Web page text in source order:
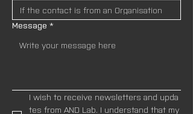
Message *
I wish to receive newsletters and upda
tes from AND Lab. I understand that my